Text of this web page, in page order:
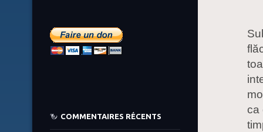
ca
COMMENTAIRES RÉCENTS